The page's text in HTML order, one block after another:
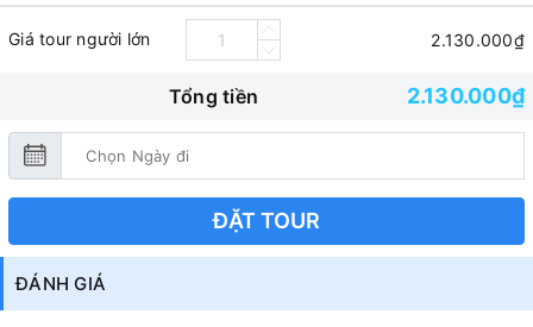
Giá tour người lớn 2.130.000₫
Tổng tiền 2.130.000₫
ĐẶT TOUR
ĐÁNH GIÁ